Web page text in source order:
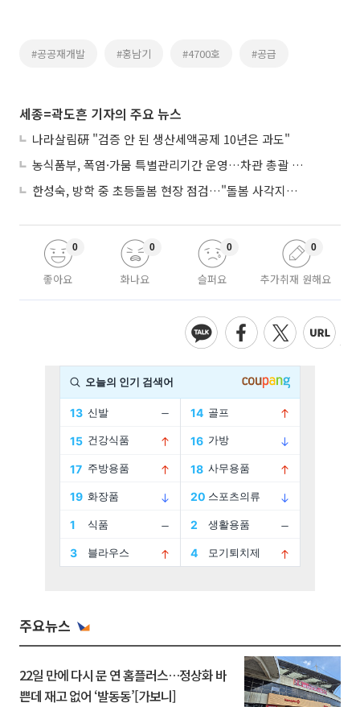
#공공재개발 #홍남기 #4700호 #공급
세종=곽도흔 기자의 주요 뉴스
나라살림硏 "검증 안 된 생산세액공제 10년은 과도"
농식품부, 폭염·가뭄 특별관리기간 운영…차관 총괄 대응체계 격상
한성숙, 방학 중 초등돌봄 현장 점검…"돌봄 사각지대 없애야"
좋아요
0
화나요
0
슬퍼요
0
추가취재 원해요
0
주요뉴스
22일 만에 다시 문 연 홈플러스…정상화 바
쁜데 재고 없어 ‘발동동’[가보니]